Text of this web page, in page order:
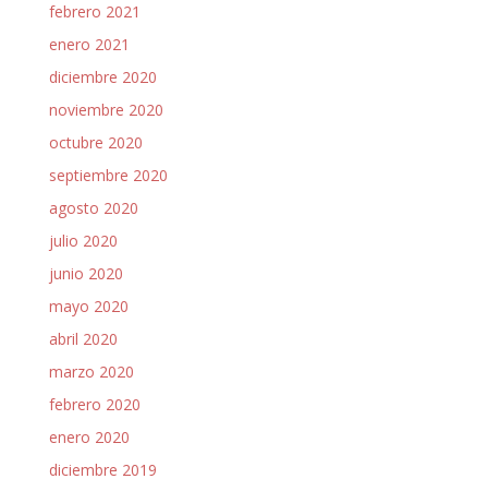
febrero 2021
enero 2021
diciembre 2020
noviembre 2020
octubre 2020
septiembre 2020
agosto 2020
julio 2020
junio 2020
mayo 2020
abril 2020
marzo 2020
febrero 2020
enero 2020
diciembre 2019